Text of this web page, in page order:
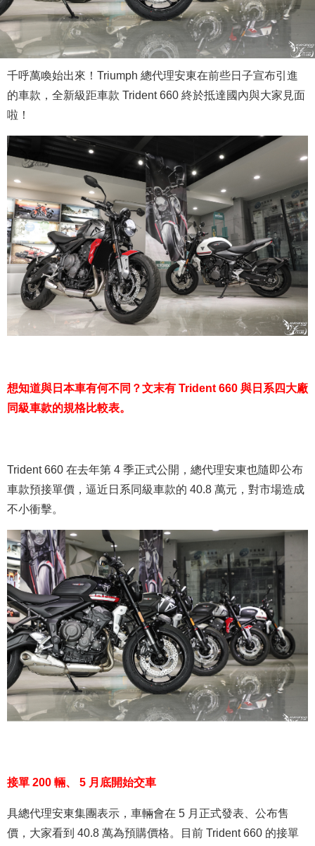
千呼萬喚始出來！Triumph 總代理安東在前些日子宣布引進
的車款，全新級距車款 Trident 660 終於抵達國內與大家見面
啦！
想知道與日本車有何不同？文末有 Trident 660 與日系四大廠
同級車款的規格比較表。
Trident 660 在去年第 4 季正式公開，總代理安東也隨即公布
車款預接單價，逼近日系同級車款的 40.8 萬元，對市場造成
不小衝擊。
接單 200 輛、 5 月底開始交車
具總代理安東集團表示，車輛會在 5 月正式發表、公布售
價，大家看到 40.8 萬為預購價格。目前 Trident 660 的接單